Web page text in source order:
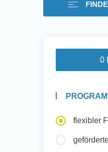
0
flexibler